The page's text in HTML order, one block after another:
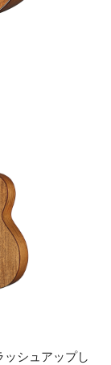
ッシュアップし